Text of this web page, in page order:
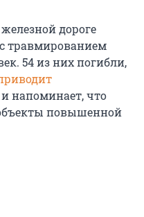
дороге
травмированием
54 из них погибли,
напоминает, что
повышенной